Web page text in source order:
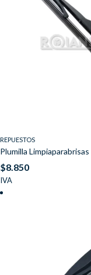
REPUESTOS
Plumilla
$8.850
IVA